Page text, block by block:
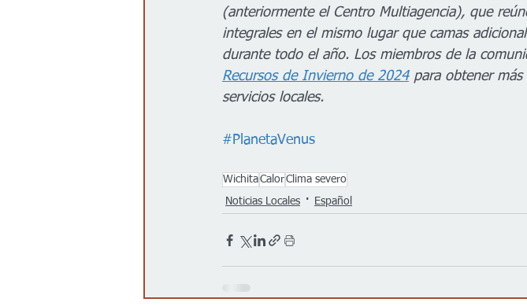
(anteriormente el Centro Multiagencia), que
integrales en el mismo lugar que camas
durante todo el año. Los miembros de la
Recursos de Invierno de 2024 para obtener más
servicios locales.
#PlanetaVenus
WichitaCalorClima severo
Noticias Locales
Español